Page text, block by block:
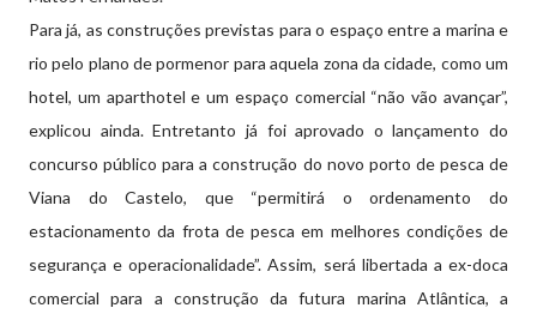
Para já, as construções previstas para o espaço entre a marina e
rio pelo plano de pormenor para aquela zona da cidade, como um
hotel, um aparthotel e um espaço comercial “não vão avançar”,
explicou ainda. Entretanto já foi aprovado o lançamento do
concurso público para a construção do novo porto de pesca de
Viana do Castelo, que “permitirá o ordenamento do
estacionamento da frota de pesca em melhores condições de
segurança e operacionalidade”. Assim, será libertada a ex-doca
comercial para a construção da futura marina Atlântica, a